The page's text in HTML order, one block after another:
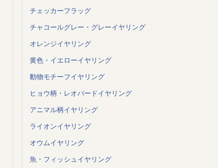
チェッカーフラッグ
チャコールグレー・グレーイヤリング
オレンジイヤリング
黄色・イエローイヤリング
動物モチーフイヤリング
ヒョウ柄・レオパードイヤリング
アニマル柄イヤリング
ライオンイヤリング
オウムイヤリング
魚・フィッシュイヤリング